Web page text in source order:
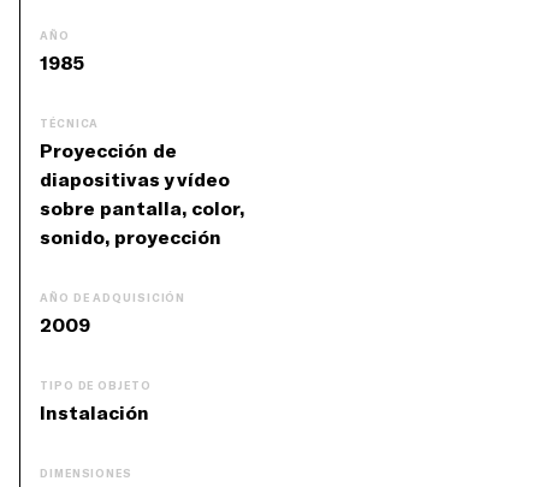
AÑO
1985
TÉCNICA
Proyección de
diapositivas y vídeo
sobre pantalla, color,
sonido, proyección
AÑO DE ADQUISICIÓN
2009
TIPO DE OBJETO
Instalación
DIMENSIONES